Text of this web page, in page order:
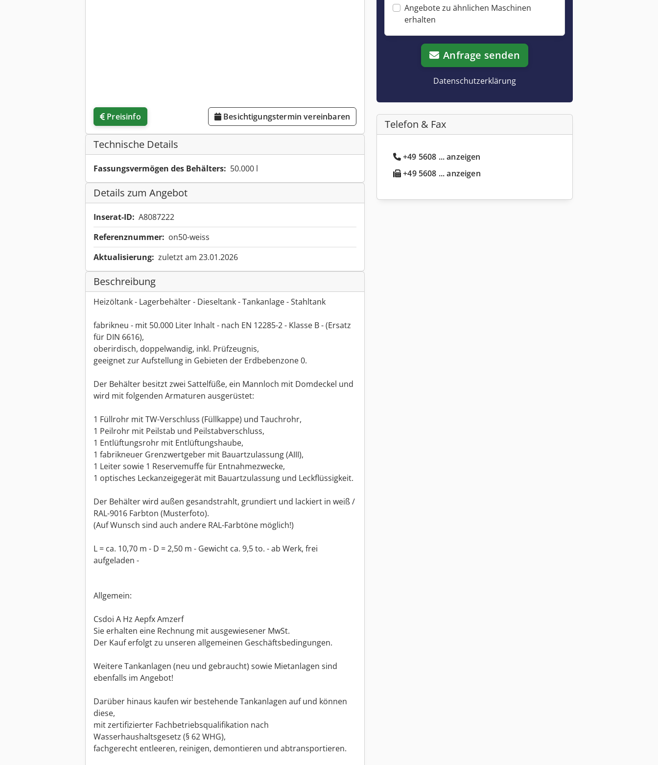
Preisinfo Besichtigungstermin vereinbaren
Technische Details
Fassungsvermögen des Behälters: 50.000 l
Details zum Angebot
Inserat-ID: A8087222
Referenznummer: on50-weiss
Aktualisierung: zuletzt am 23.01.2026
Beschreibung
Heizöltank - Lagerbehälter - Dieseltank - Tankanlage - Stahltank
fabrikneu - mit 50.000 Liter Inhalt - nach EN 12285-2 - Klasse B - (Ersatz
für DIN 6616),
oberirdisch, doppelwandig, inkl. Prüfzeugnis,
geeignet zur Aufstellung in Gebieten der Erdbebenzone 0.
Der Behälter besitzt zwei Sattelfüße, ein Mannloch mit Domdeckel und
wird mit folgenden Armaturen ausgerüstet:
1 Füllrohr mit TW-Verschluss (Füllkappe) und Tauchrohr,
1 Peilrohr mit Peilstab und Peilstabverschluss,
1 Entlüftungsrohr mit Entlüftungshaube,
1 fabrikneuer Grenzwertgeber mit Bauartzulassung (AIII),
1 Leiter sowie 1 Reservemuffe für Entnahmezwecke,
1 optisches Leckanzeigegerät mit Bauartzulassung und Leckflüssigkeit.
Der Behälter wird außen gesandstrahlt, grundiert und lackiert in weiß /
RAL-9016 Farbton (Musterfoto).
(Auf Wunsch sind auch andere RAL-Farbtöne möglich!)
L = ca. 10,70 m - D = 2,50 m - Gewicht ca. 9,5 to. - ab Werk, frei
aufgeladen -
Allgemein:
Csdoi A Hz Aepfx Amzerf
Sie erhalten eine Rechnung mit ausgewiesener MwSt.
Der Kauf erfolgt zu unseren allgemeinen Geschäftsbedingungen.
Weitere Tankanlagen (neu und gebraucht) sowie Mietanlagen sind
ebenfalls im Angebot!
Darüber hinaus kaufen wir bestehende Tankanlagen auf und können
diese,
mit zertifizierter Fachbetriebsqualifikation nach
Wasserhaushaltsgesetz (§ 62 WHG),
fachgerecht entleeren, reinigen, demontieren und abtransportieren.
Angebote zu ähnlichen Maschinen
erhalten
Anfrage senden
Datenschutzerklärung
Telefon & Fax
+49 5608 ... anzeigen
+49 5608 ... anzeigen